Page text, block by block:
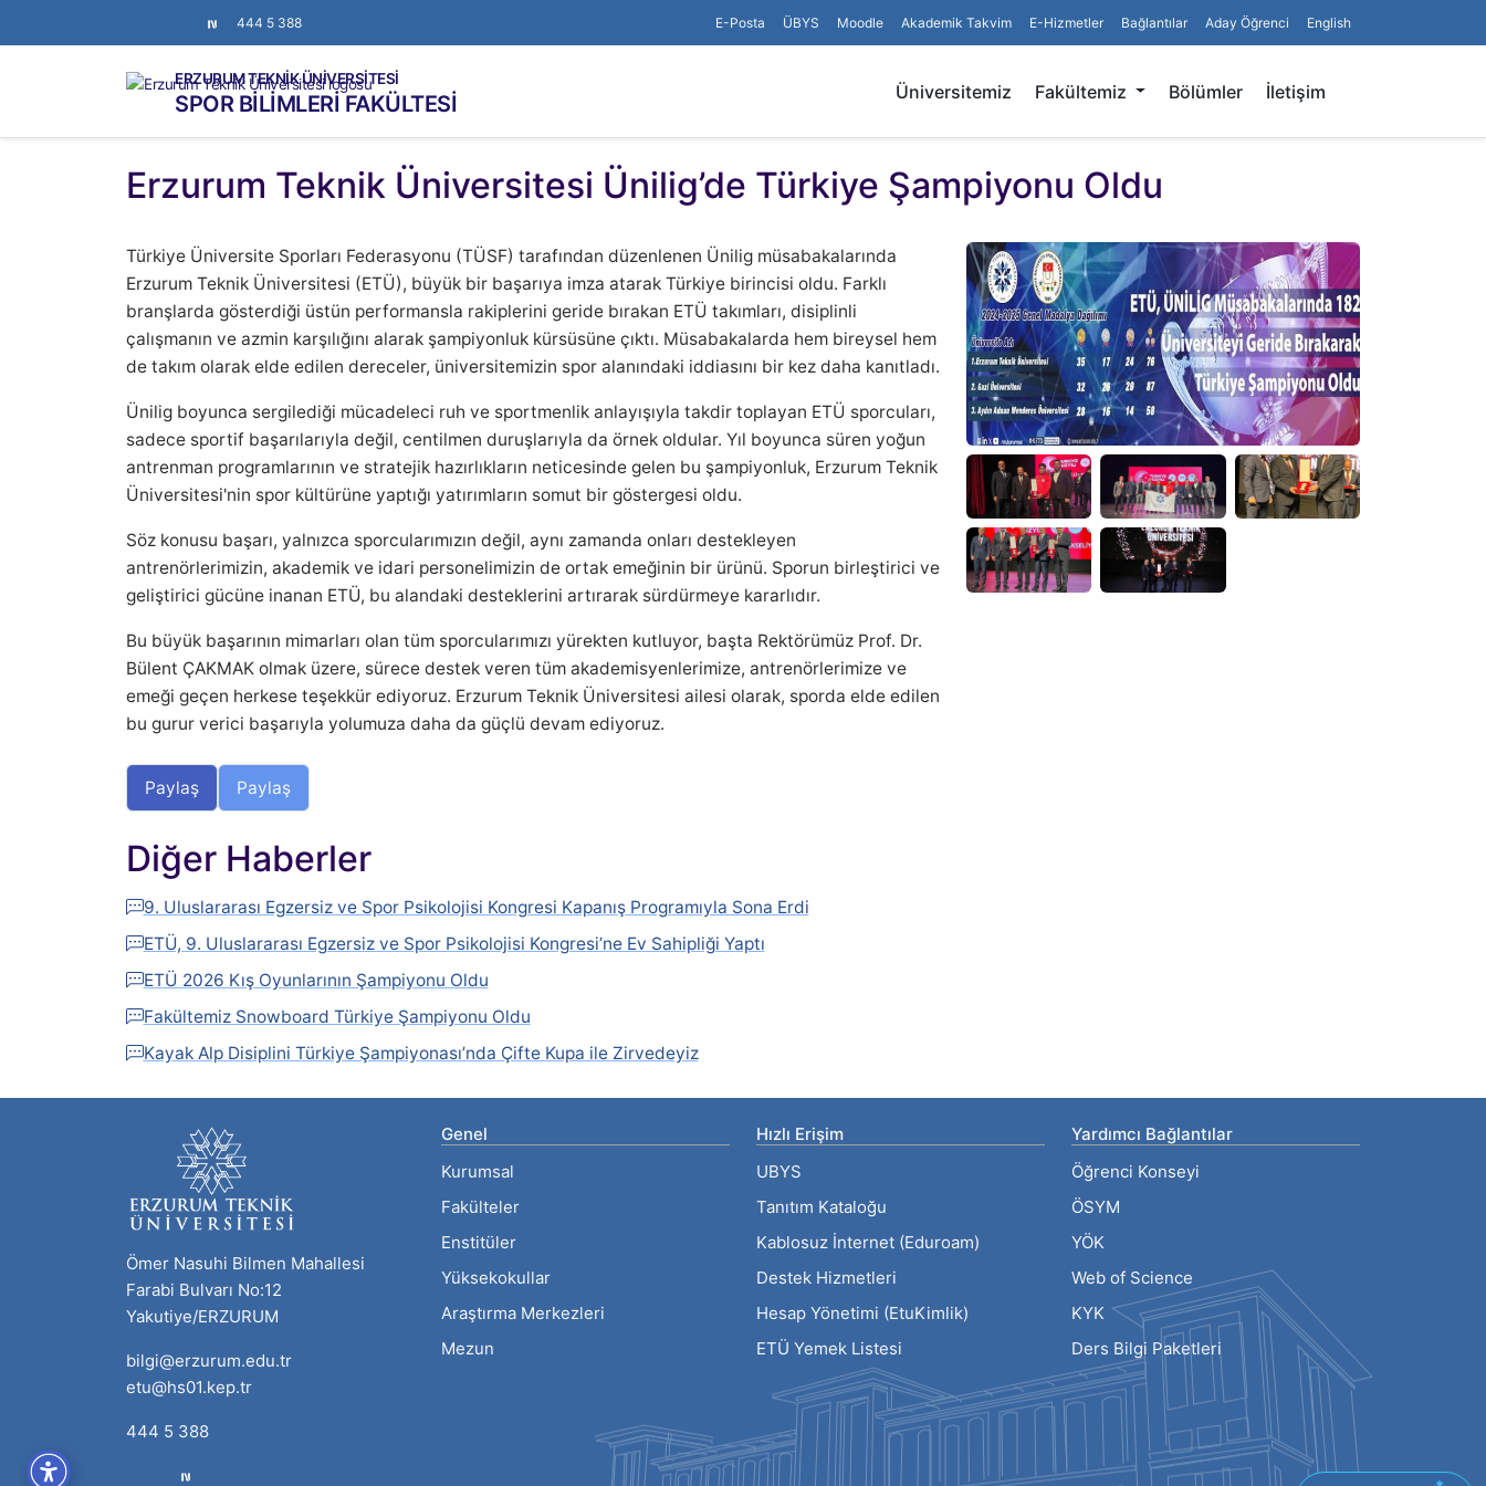
444 5 388 E-Posta ÜBYS Moodle Akademik Takvim E-Hizmetler Bağlantılar Aday Öğrenci English
ERZURUM TEKNİK ÜNİVERSİTESİ
SPOR BİLİMLERİ FAKÜLTESİ Üniversitemiz Fakültemiz Bölümler İletişim
Erzurum Teknik Üniversitesi Ünilig’de Türkiye Şampiyonu Oldu
Türkiye Üniversite Sporları Federasyonu (TÜSF) tarafından düzenlenen Ünilig müsabakalarında
Erzurum Teknik Üniversitesi (ETÜ), büyük bir başarıya imza atarak Türkiye birincisi oldu. Farklı
branşlarda gösterdiği üstün performansla rakiplerini geride bırakan ETÜ takımları, disiplinli
çalışmanın ve azmin karşılığını alarak şampiyonluk kürsüsüne çıktı. Müsabakalarda hem bireysel hem
de takım olarak elde edilen dereceler, üniversitemizin spor alanındaki iddiasını bir kez daha kanıtladı.
Ünilig boyunca sergilediği mücadeleci ruh ve sportmenlik anlayışıyla takdir toplayan ETÜ sporcuları,
sadece sportif başarılarıyla değil, centilmen duruşlarıyla da örnek oldular. Yıl boyunca süren yoğun
antrenman programlarının ve stratejik hazırlıkların neticesinde gelen bu şampiyonluk, Erzurum Teknik
Üniversitesi'nin spor kültürüne yaptığı yatırımların somut bir göstergesi oldu.
Söz konusu başarı, yalnızca sporcularımızın değil, aynı zamanda onları destekleyen
antrenörlerimizin, akademik ve idari personelimizin de ortak emeğinin bir ürünü. Sporun birleştirici ve
geliştirici gücüne inanan ETÜ, bu alandaki desteklerini artırarak sürdürmeye kararlıdır.
Bu büyük başarının mimarları olan tüm sporcularımızı yürekten kutluyor, başta Rektörümüz Prof. Dr.
Bülent ÇAKMAK olmak üzere, sürece destek veren tüm akademisyenlerimize, antrenörlerimize ve
emeği geçen herkese teşekkür ediyoruz. Erzurum Teknik Üniversitesi ailesi olarak, sporda elde edilen
bu gurur verici başarıyla yolumuza daha da güçlü devam ediyoruz.
Paylaş Paylaş
Diğer Haberler
9. Uluslararası Egzersiz ve Spor Psikolojisi Kongresi Kapanış Programıyla Sona Erdi
ETÜ, 9. Uluslararası Egzersiz ve Spor Psikolojisi Kongresi’ne Ev Sahipliği Yaptı
ETÜ 2026 Kış Oyunlarının Şampiyonu Oldu
Fakültemiz Snowboard Türkiye Şampiyonu Oldu
Kayak Alp Disiplini Türkiye Şampiyonası’nda Çifte Kupa ile Zirvedeyiz
Ömer Nasuhi Bilmen Mahallesi
Farabi Bulvarı No:12
Yakutiye/ERZURUM
bilgi@erzurum.edu.tr
etu@hs01.kep.tr
444 5 388
Genel
Kurumsal
Fakülteler
Enstitüler
Yüksekokullar
Araştırma Merkezleri
Mezun
Hızlı Erişim
UBYS
Tanıtım Kataloğu
Kablosuz İnternet (Eduroam)
Destek Hizmetleri
Hesap Yönetimi (EtuKimlik)
ETÜ Yemek Listesi
Yardımcı Bağlantılar
Öğrenci Konseyi
ÖSYM
YÖK
Web of Science
KYK
Ders Bilgi Paketleri